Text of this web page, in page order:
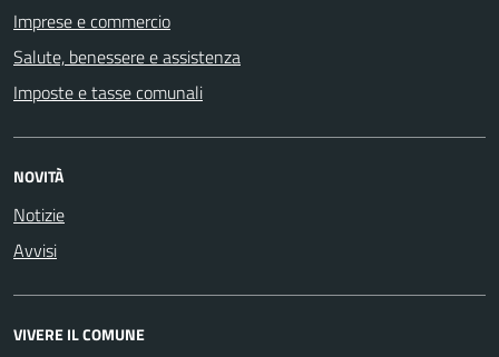
Imprese e commercio
Salute, benessere e assistenza
Imposte e tasse comunali
NOVITÀ
Notizie
Avvisi
VIVERE IL COMUNE